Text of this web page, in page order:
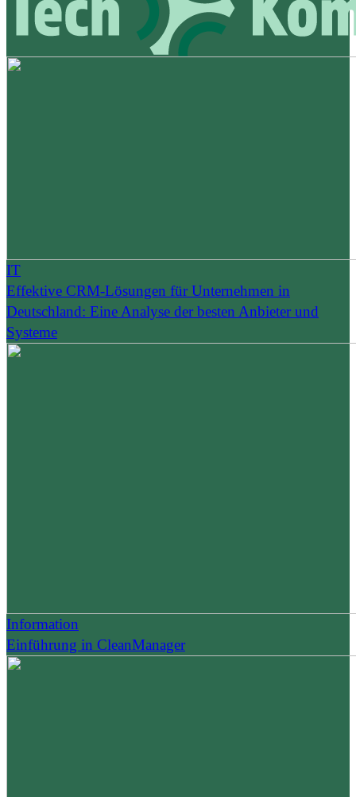
IT
Effektive CRM-Lösungen für Unternehmen in
Deutschland: Eine Analyse der besten Anbieter und
Systeme
Information
Einführung in CleanManager